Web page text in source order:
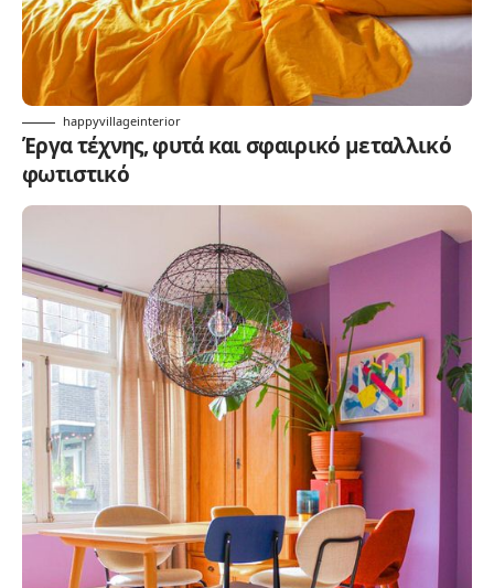
happyvillageinterior
Έργα τέχνης, φυτά και σφαιρικό μεταλλικό
φωτιστικό